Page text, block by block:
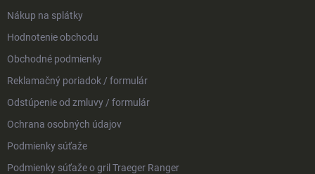
Nákup na splátky
Hodnotenie obchodu
Obchodné podmienky
Reklamačný poriadok / formulár
Odstúpenie od zmluvy / formulár
Ochrana osobných údajov
Podmienky súťaže
Podmienky súťaže o gril Traeger Ranger